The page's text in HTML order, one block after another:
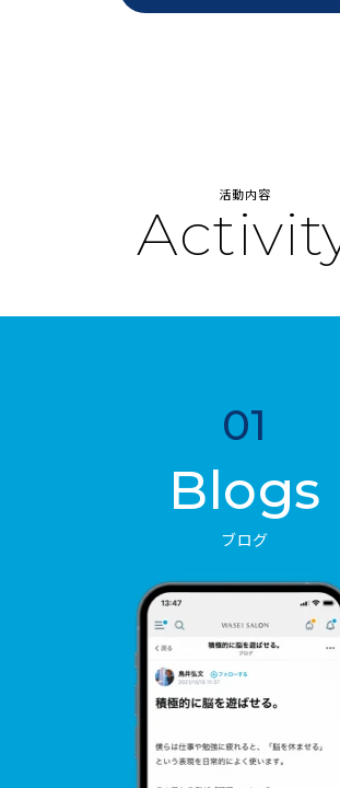
活動内容
01
Blogs
ブログ